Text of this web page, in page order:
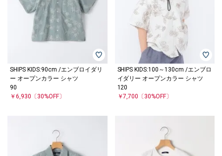
SHIPS KIDS:90cm /エンブロイダリ
ー オープンカラー シャツ
90
￥6,930 〔30%OFF〕
SHIPS KIDS:100～130cm /エンブロ
イダリー オープンカラー シャツ
120
￥7,700 〔30%OFF〕